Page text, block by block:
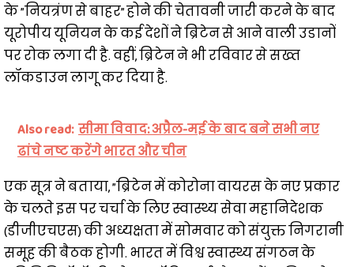
के ”नियत्रंण से बाहर” होने की चेतावनी जारी करने के बाद
यूरोपीय यूनियन के कई देशों ने ब्रिटेन से आने वाली उडानों
पर रोक लगा दी है. वहीं, ब्रिटेन ने भी रविवार से सख्त
लॉकडाउन लागू कर दिया है.
Also read: सीमा विवाद: अप्रैल-मई के बाद बने सभी नए
ढांचे नष्ट करेंगे भारत और चीन
एक सूत्र ने बताया, ”ब्रिटेन में कोरोना वायरस के नए प्रकार
के चलते इस पर चर्चा के लिए स्वास्थ्य सेवा महानिदेशक
(डीजीएचएस) की अध्यक्षता में सोमवार को संयुक्त निगरानी
समूह की बैठक होगी. भारत में विश्व स्वास्थ्य संगठन के